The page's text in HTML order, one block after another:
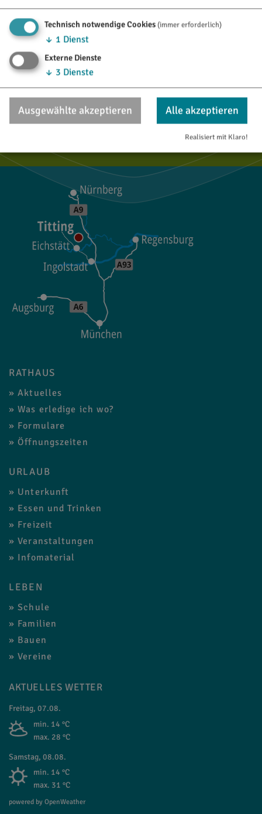
info@titting.de
TOURISTINFO
Marktstraße 21
85135 Titting
08423/9921-28
RATHAUS
Aktuelles
Was erledige ich wo?
Formulare
Öffnungszeiten
URLAUB
Unterkunft
Essen und Trinken
Freizeit
Veranstaltungen
Infomaterial
LEBEN
Schule
Familien
Bauen
Vereine
AKTUELLES WETTER
Freitag, 07.08.
min. 14 °C
max. 28 °C
Samstag, 08.08.
min. 14 °C
max. 31 °C
powered by OpenWeather
Technisch notwendige Cookies(immer erforderlich)
↓ 1 Dienst
Externe Dienste
↓ 3 Dienste
Ausgewählte akzeptieren Alle akzeptieren
Realisiert mit Klaro!